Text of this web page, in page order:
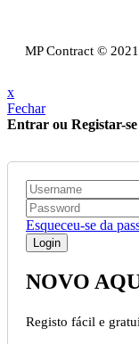
MP Contract ©
x
Fechar
Entrar ou Registar-se
Esqueceu-se da
NOVO
Registo fácil e